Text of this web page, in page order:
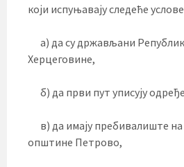
који испуњавају следеће
а) да су држављани
Херцеговине,
б) да први пут уписују
в) да имају пребивалиште на
општине Петрово,